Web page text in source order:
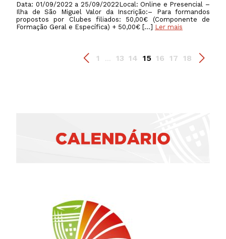
Data: 01/09/2022 a 25/09/2022Local: Online e Presencial –
Ilha de São Miguel Valor da Inscrição:– Para formandos
propostos por Clubes filiados: 50,00€ (Componente de
Formação Geral e Específica) + 50,00€ […] Ler mais
1 ... 13 14 15 16 17 18